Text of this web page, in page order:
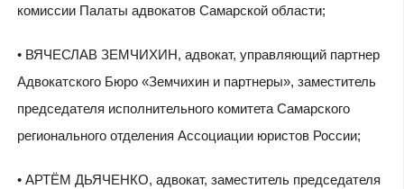
комиссии Палаты адвокатов Самарской области;
• ВЯЧЕСЛАВ ЗЕМЧИХИН, адвокат, управляющий партнер
Адвокатского Бюро «Земчихин и партнеры», заместитель
председателя исполнительного комитета Самарского
регионального отделения Ассоциации юристов России;
• АРТЁМ ДЬЯЧЕНКО, адвокат, заместитель председателя